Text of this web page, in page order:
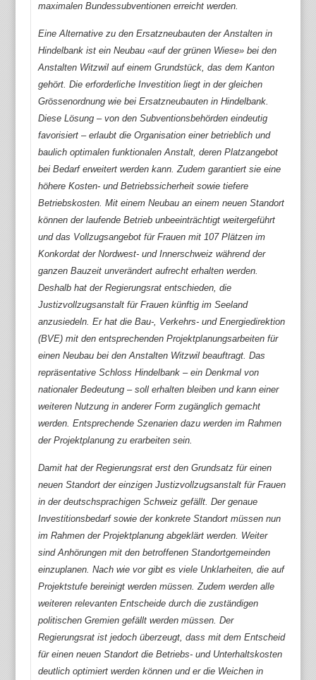
maximalen Bundessubventionen erreicht werden.
Eine Alternative zu den Ersatzneubauten der Anstalten in
Hindelbank ist ein Neubau «auf der grünen Wiese» bei den
Anstalten Witzwil auf einem Grundstück, das dem Kanton
gehört. Die erforderliche Investition liegt in der gleichen
Grössenordnung wie bei Ersatzneubauten in Hindelbank.
Diese Lösung – von den Subventionsbehörden eindeutig
favorisiert – erlaubt die Organisation einer betrieblich und
baulich optimalen funktionalen Anstalt, deren Platzangebot
bei Bedarf erweitert werden kann. Zudem garantiert sie eine
höhere Kosten- und Betriebssicherheit sowie tiefere
Betriebskosten. Mit einem Neubau an einem neuen Standort
können der laufende Betrieb unbeeinträchtigt weitergeführt
und das Vollzugsangebot für Frauen mit 107 Plätzen im
Konkordat der Nordwest- und Innerschweiz während der
ganzen Bauzeit unverändert aufrecht erhalten werden.
Deshalb hat der Regierungsrat entschieden, die
Justizvollzugsanstalt für Frauen künftig im Seeland
anzusiedeln. Er hat die Bau-, Verkehrs- und Energiedirektion
(BVE) mit den entsprechenden Projektplanungsarbeiten für
einen Neubau bei den Anstalten Witzwil beauftragt. Das
repräsentative Schloss Hindelbank – ein Denkmal von
nationaler Bedeutung – soll erhalten bleiben und kann einer
weiteren Nutzung in anderer Form zugänglich gemacht
werden. Entsprechende Szenarien dazu werden im Rahmen
der Projektplanung zu erarbeiten sein.
Damit hat der Regierungsrat erst den Grundsatz für einen
neuen Standort der einzigen Justizvollzugsanstalt für Frauen
in der deutschsprachigen Schweiz gefällt. Der genaue
Investitionsbedarf sowie der konkrete Standort müssen nun
im Rahmen der Projektplanung abgeklärt werden. Weiter
sind Anhörungen mit den betroffenen Standortgemeinden
einzuplanen. Nach wie vor gibt es viele Unklarheiten, die auf
Projektstufe bereinigt werden müssen. Zudem werden alle
weiteren relevanten Entscheide durch die zuständigen
politischen Gremien gefällt werden müssen. Der
Regierungsrat ist jedoch überzeugt, dass mit dem Entscheid
für einen neuen Standort die Betriebs- und Unterhaltskosten
deutlich optimiert werden können und er die Weichen in